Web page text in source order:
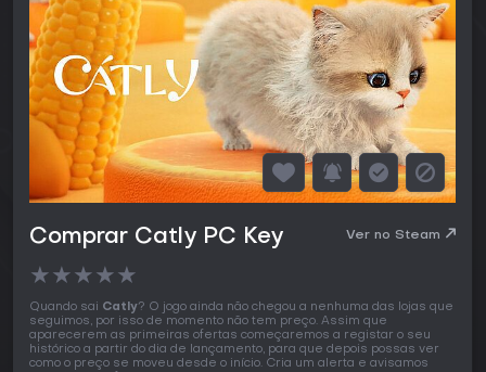
Comprar Catly PC Key Ver no Steam
★★★★★
Quando sai Catly? O jogo ainda não chegou a nenhuma das lojas que
seguimos, por isso de momento não tem preço. Assim que
aparecerem as primeiras ofertas começaremos a registar o seu
histórico a partir do dia de lançamento, para que depois possas ver
como o preço se moveu desde o início. Cria um alerta e avisamos